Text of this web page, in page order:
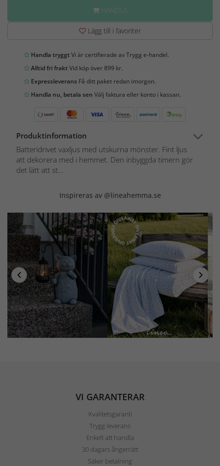
HANDLA
Lägg till i favoriter
Handla tryggtVi är certifierade av Trygg e-handel.
Alltid fri fraktVid köp över 899 kr.
Expressleverans Få ditt paket redan imorgon.
Handla nu, betala sen Välj faktura eller konto i kassan.
Produktinformation
Batteridrivet vaxljus med utskurna mönster. Fint ljus
att dekorera med i hemmet. Den inbyggda timern gör
det lätt att st...
Inspireras av @lineahemma.se
VI GARANTERAR
Kvalitetsgaranti
Trygg leverans
Enkelt att handla
30 dagars ångerrätt
Säker betalning